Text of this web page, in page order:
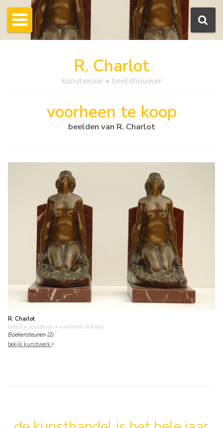
R. Charlot
kunstenaar • beeldhouwer
voorheen te koop
beelden van R. Charlot
R. Charlot
beeld • sculptuur • voorheen te koop
Boekensteunen (2)
bekijk kunstwerk